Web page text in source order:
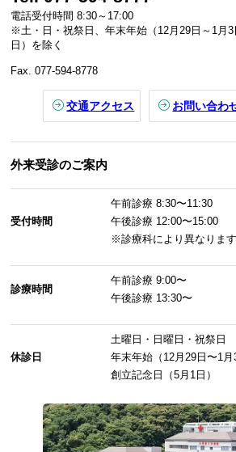
電話受付時間 8:30～17:00
※土・日・祝祭日、年末年始（12月29日～1月3
日）を除く
Fax. 077-594-8778
交通アクセス お問い合わ
外来受診のご案内
受付時間
午前診療8:30〜11:30
午後診療 12:00〜15:00
※診療科により異なりま
診療時間
午前診療9:00〜
午後診療 13:30〜
休診日
土曜日・日曜日・祝祭日
年末年始（12月29日〜1月
創立記念日（5月1日）